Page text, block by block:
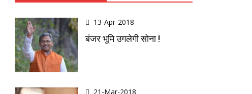
13-Apr-2018
बंजर भूमि उगलेगी सोना !
21-Mar-2018